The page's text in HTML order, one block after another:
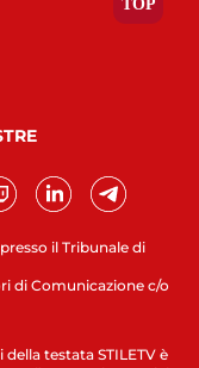
il Tribunale di
di Comunicazione c/o
testata STILETV è